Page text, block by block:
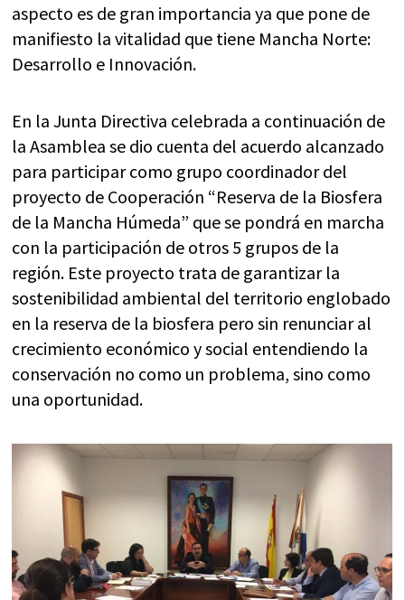
aspecto es de gran importancia ya que pone de
manifiesto la vitalidad que tiene Mancha Norte:
Desarrollo e Innovación.
En la Junta Directiva celebrada a continuación de
la Asamblea se dio cuenta del acuerdo alcanzado
para participar como grupo coordinador del
proyecto de Cooperación “Reserva de la Biosfera
de la Mancha Húmeda” que se pondrá en marcha
con la participación de otros 5 grupos de la
región. Este proyecto trata de garantizar la
sostenibilidad ambiental del territorio englobado
en la reserva de la biosfera pero sin renunciar al
crecimiento económico y social entendiendo la
conservación no como un problema, sino como
una oportunidad.